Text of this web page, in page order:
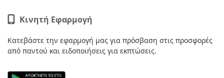
Κινητή Εφαρμογή
Κατεβάστε την εφαρμογή μας για πρόσβαση στις προσφορές
από παντού και ειδοποιήσεις για εκπτώσεις.